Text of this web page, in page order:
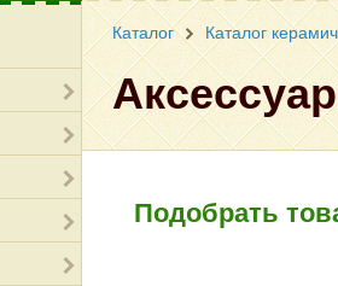
Каталог Каталог
Подобрать